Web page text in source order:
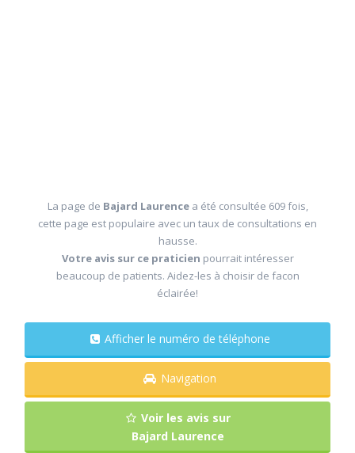
La page de Bajard Laurence a été consultée 609 fois,
cette page est populaire avec un taux de consultations en
hausse.
Votre avis sur ce praticien pourrait intéresser
beaucoup de patients. Aidez-les à choisir de facon
éclairée!
Afficher le numéro de téléphone
Navigation
Voir les avis sur
Bajard Laurence